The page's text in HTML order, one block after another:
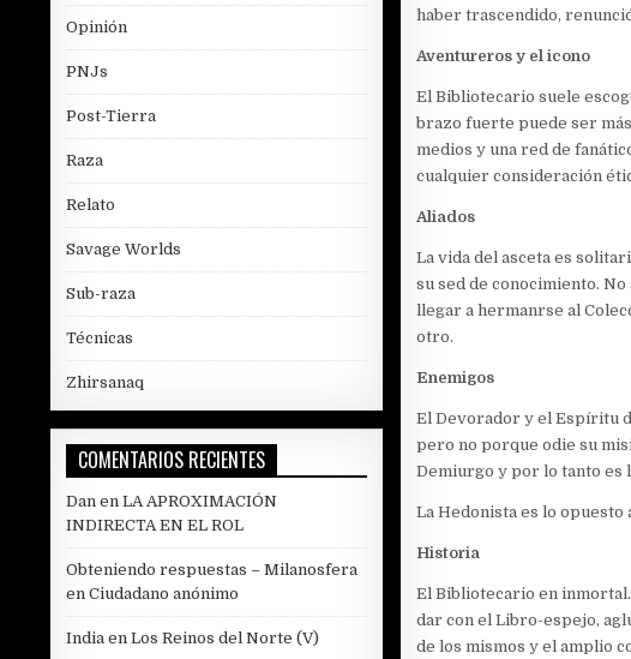
haber trascendido,
Aventureros y el icono
El Bibliotecario suele
brazo fuerte puede ser
medios y una red de
cualquier consideración
Aliados
La vida del asceta es
su sed de conocimiento.
llegar a hermanrse al
otro.
Enemigos
El Devorador y el Espíritu
pero no porque odie su
Demiurgo y por lo tanto es
La Hedonista es lo
Historia
El Bibliotecario en
dar con el Libro-espejo,
de los mismos y el amplio
Opinión
PNJs
Post-Tierra
Raza
Relato
Savage Worlds
Sub-raza
Técnicas
Zhirsanaq
COMENTARIOS RECIENTES
Dan en LA APROXIMACIÓN
INDIRECTA EN EL ROL
Obteniendo respuestas – Milanosfera
en Ciudadano anónimo
India en Los Reinos del Norte (V)